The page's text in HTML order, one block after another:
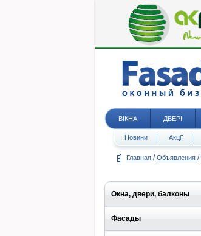
ВІКНА ДВЕРІ
Новини Акції
Главная / Объявления /
Окна, двери, балконы
Фасады